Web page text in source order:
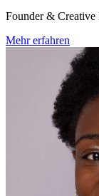
Founder &
Mehr erfahren